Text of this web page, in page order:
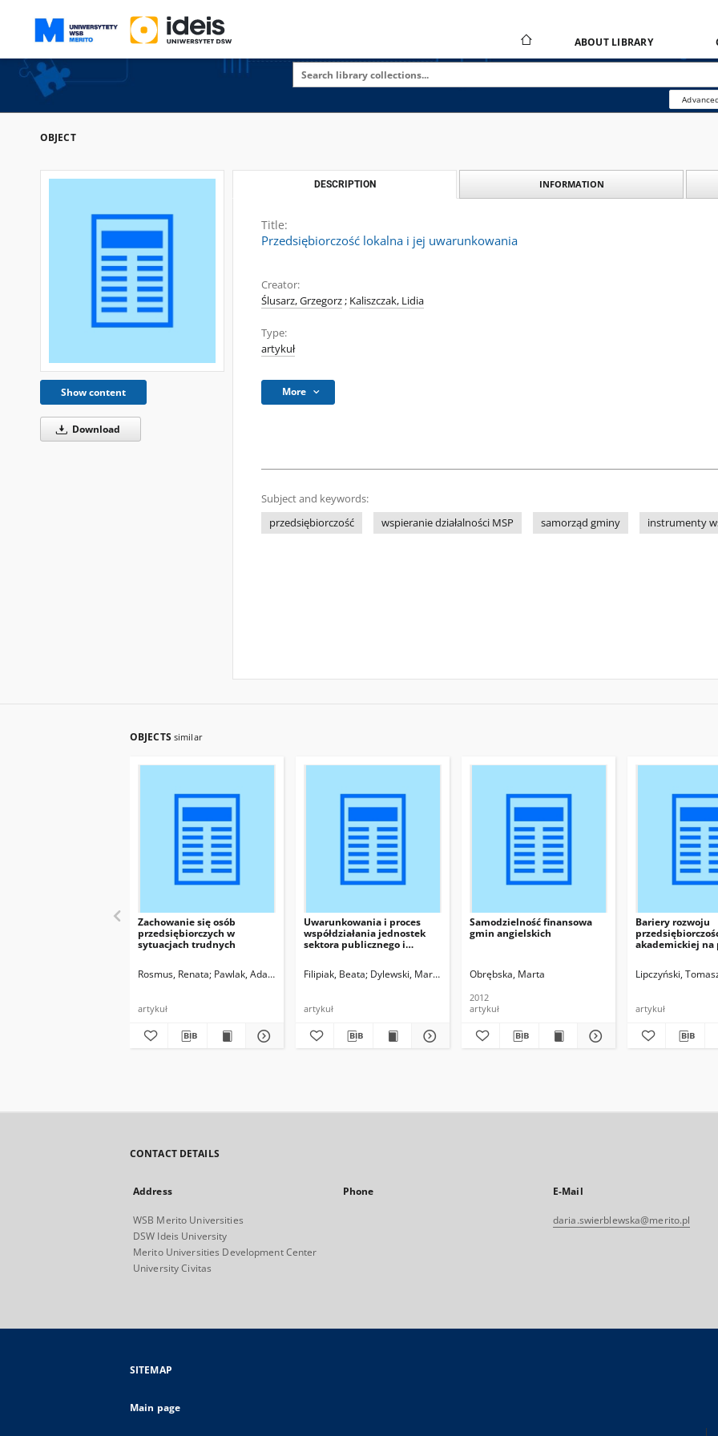
ABOUT LIBRARY
OBJECT
Show content
Download
DESCRIPTION INFORMATION
Title:
Przedsiębiorczość lokalna i jej uwarunkowania
Creator:
Ślusarz, Grzegorz; Kaliszczak, Lidia
Type:
artykuł
More
Subject and keywords:
przedsiębiorczość
wspieranie działalności MSP samorząd gminy instrumenty
OBJECTS similar
Zachowanie się osób
przedsiębiorczych w
sytuacjach trudnych
Rosmus, Renata Pawlak, Adam Wojewoda, Mariusz, red. Czakon, Wojciech, red.
artykuł
Uwarunkowania i proces
współdziałania jednostek
sektora publicznego i
Filipiak, Beata Dylewski, Marek Czakon, Wojciech, red. Wojewoda, Mariusz, red.
artykuł
Samodzielność finansowa
gmin angielskich
Obrębska, Marta
2012
artykuł
Bariery rozwoju
akademickiej na
Lipczyński,
artykuł
CONTACT DETAILS
Address
WSB Merito Universities
DSW Ideis University
Merito Universities Development Center
University Civitas
Phone E-Mail
daria.swierblewska@merito.pl
SITEMAP
Main page